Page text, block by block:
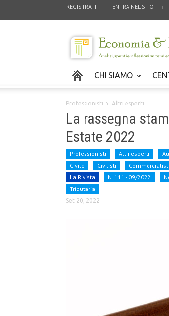
REGISTRATI ENTRA NEL SITO
CHI SIAMO
Professionisti Altri esperti
La rassegna
Estate 2022
Professionisti Altri esperti
Civile
Civilisti Commercialisti
La Rivista
N. 111 - 09/2022
Tributaria
Set 20, 2022